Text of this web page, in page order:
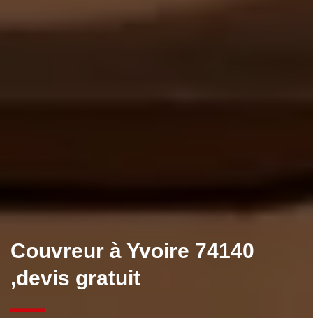
Couvreur à Yvoire 74140
,devis gratuit